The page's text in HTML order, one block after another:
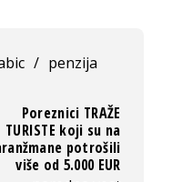
/ penzija
Poreznici TRAŽE
TURISTE koji su na
potrošili
više od 5.000 EUR